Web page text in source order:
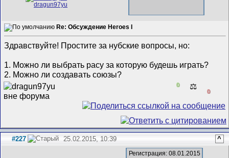
Re: Обсуждение Heroes I
Здравствуйте! Простите за нубские вопросы, но:
1. Можно ли выбрать расу за которую будешь играть?
2. Можно ли создавать союзы?
0 ⚖️
0
#227 25.02.2015, 10:39 ^
Регистрация: 08.01.2015